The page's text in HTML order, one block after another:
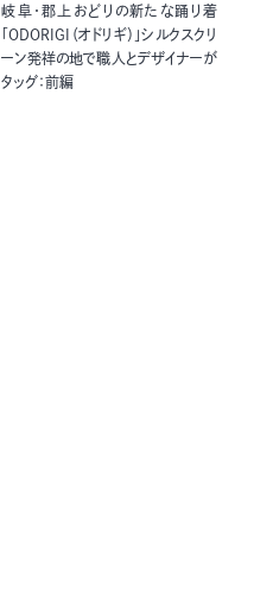
岐阜・郡上おどりの新たな踊り着
「ODORIGI（オドリギ）」シルクスクリ
ーン発祥の地で職人とデザイナーが
タッグ：前編